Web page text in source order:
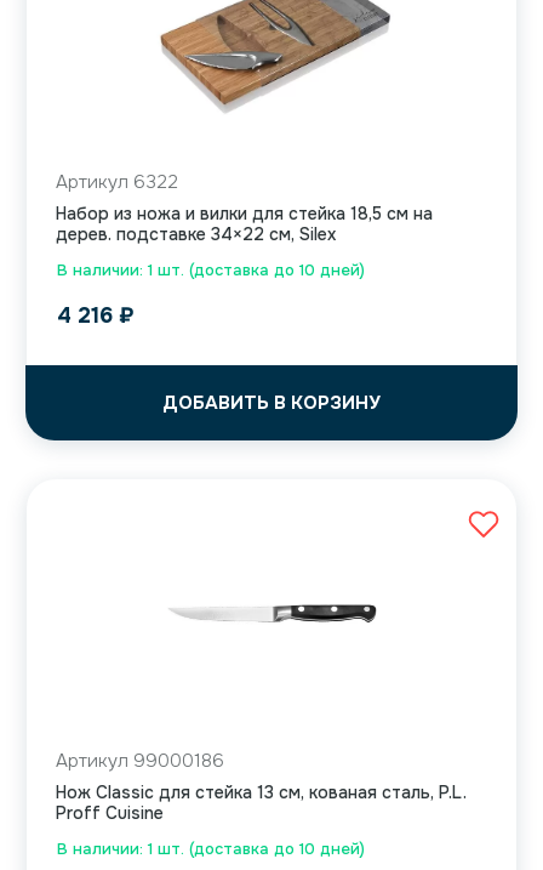
В наличии: 1 шт. (доставка до 10 дней)
Артикул 6322
Набор из ножа и вилки для стейка 18,5 см на
дерев. подставке 34×22 см, Silex
4 216 ₽
ДОБАВИТЬ В КОРЗИНУ
В наличии: 1 шт. (доставка до 10 дней)
Артикул 99000186
Нож Classic для стейка 13 см, кованая сталь, P.L.
Proff Cuisine